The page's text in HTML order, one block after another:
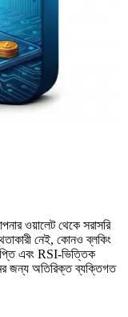
ওয়ালেট থেকে সরাসরি
নেই, কোনও ব্লকিং
এবং RSI-ভিত্তিক
জন্য অতিরিক্ত ব্যক্তিগত